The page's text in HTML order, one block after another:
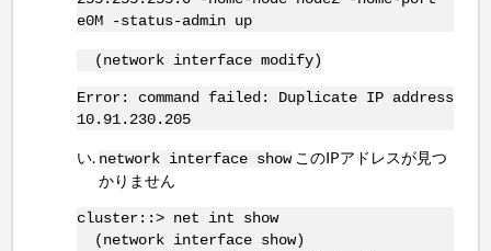
e0M -status-admin up
(network interface modify)
Error: command failed: Duplicate IP address
10.91.230.205
network interface showこのIPアドレスが見つ
かりません
cluster::> net int show
(network interface show)